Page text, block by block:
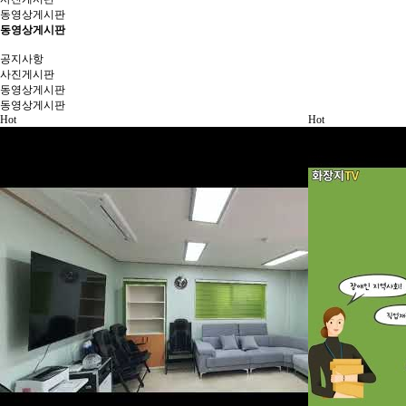
동영상게시판
동영상게시판
공지사항
사진게시판
동영상게시판
동영상게시판
Hot
Hot